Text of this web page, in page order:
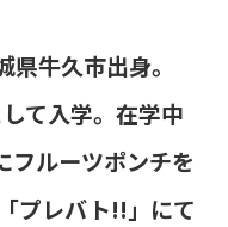
牛久市出身。
て入学。在学中
フルーツポンチを
プレバト!!」にて